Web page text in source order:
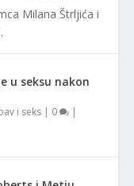
Milana Štrljića i
u seksu nakon
i seks | 0 |